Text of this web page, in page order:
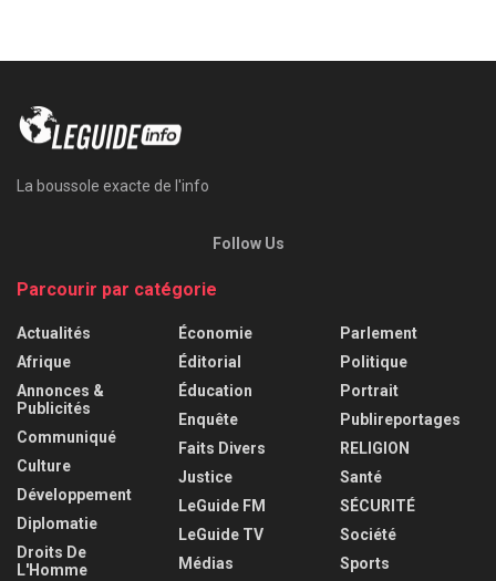
La boussole exacte de l'info
Follow Us
Parcourir par catégorie
Actualités
Afrique
Annonces &
Publicités
Communiqué
Culture
Développement
Diplomatie
Droits De
L'Homme
Économie
Éditorial
Éducation
Enquête
Faits Divers
Justice
LeGuide FM
LeGuide TV
Médias
Parlement
Politique
Portrait
Publireportages
RELIGION
Santé
SÉCURITÉ
Société
Sports